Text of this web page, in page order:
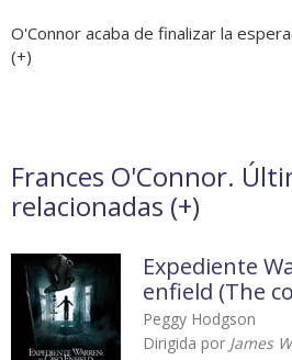
O'Connor acaba de finalizar la
(+)
Frances O'Connor.
relacionadas (+)
Expediente
enfield (The
Peggy Hodgson
Dirigida por James